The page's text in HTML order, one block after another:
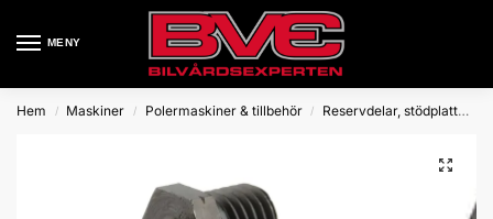
MENY
Hem / Maskiner / Polermaskiner & tillbehör / Reservdelar, stödplattor mm